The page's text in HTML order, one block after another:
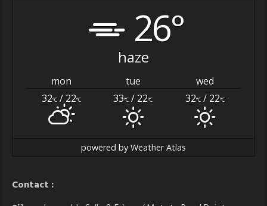
26°
haze
mon tue
wed
32°C / 22°C 33°C / 22°C 32°C/ 22°C
powered byWeather Atlas
Contact :